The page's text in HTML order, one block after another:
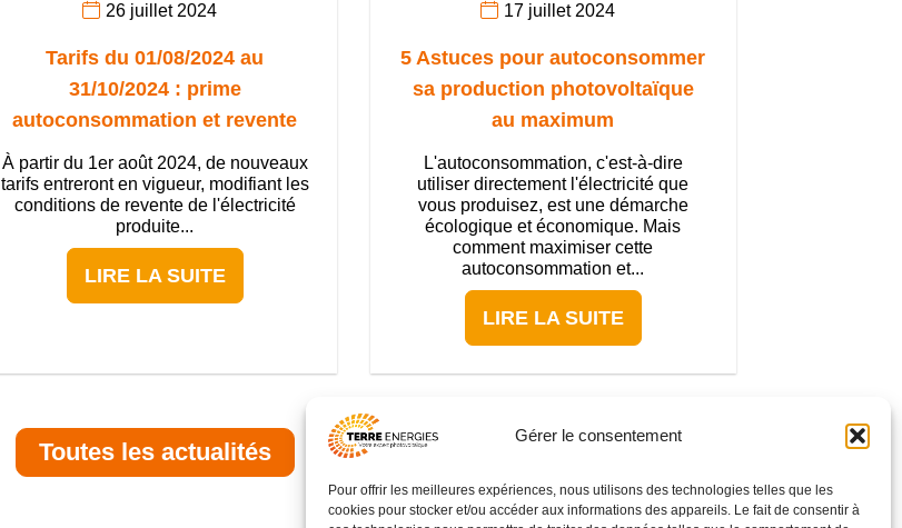
Gérer le consentement
Pour offrir les meilleures expériences, nous utilisons des technologies telles que les
cookies pour stocker et/ou accéder aux informations des appareils. Le fait de consentir à
26 juillet 2024
Tarifs du 01/08/2024 au
31/10/2024 : prime
autoconsommation et revente
À partir du 1er août 2024, de nouveaux
tarifs entreront en vigueur, modifiant les
conditions de revente de l'électricité
produite...
LIRE LA SUITE
17 juillet 2024
5 Astuces pour autoconsommer
sa production photovoltaïque
au maximum
L'autoconsommation, c'est-à-dire
utiliser directement l'électricité que
vous produisez, est une démarche
écologique et économique. Mais
comment maximiser cette
autoconsommation et...
LIRE LA SUITE
Toutes les actualités